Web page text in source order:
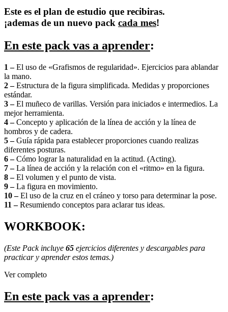
Este es el plan de estudio que recibiras.
¡ademas de un nuevo pack cada mes!
En este pack vas a aprender:
1 –El uso de «Grafismos de regularidad». Ejercicios para ablandar
la mano.
2 –Estructura de la figura simplificada. Medidas y proporciones
estándar.
3 –El muñeco de varillas. Versión para iniciados e intermedios. La
mejor herramienta.
4 –Concepto y aplicación de la línea de acción y la línea de
hombros y de cadera.
5 –Guía rápida para establecer proporciones cuando realizas
diferentes posturas.
6 –Cómo lograr la naturalidad en la actitud. (Acting).
7 –La línea de acción y la relación con el «ritmo» en la figura.
8 –El volumen y el punto de vista.
9 –La figura en movimiento.
10 –El uso de la cruz en el cráneo y torso para determinar la pose.
11 –Resumiendo conceptos para aclarar tus ideas.
WORKBOOK:
(Este Pack incluye 65 ejercicios diferentes y descargables para
practicar y aprender estos temas.)
Ver completo
En este pack vas a aprender: